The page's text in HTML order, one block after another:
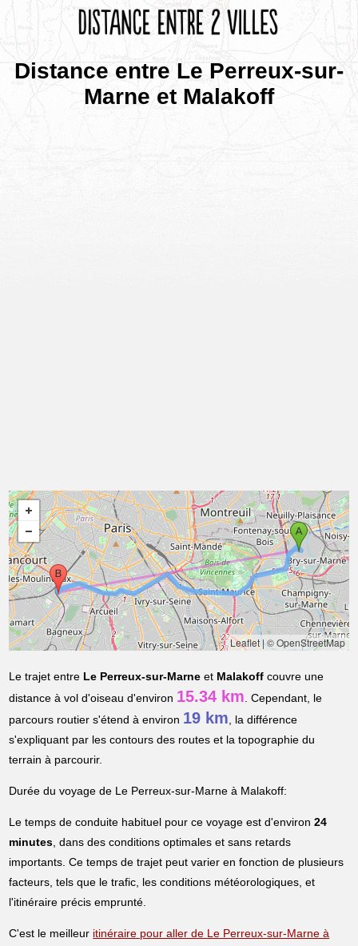
Distance entre Le Perreux-sur-
Marne et Malakoff
Leaflet|© OpenStreetMap
Le trajet entre Le Perreux-sur-Marne et Malakoff couvre une
distance à vol d'oiseau d'environ 15.34 km. Cependant, le
parcours routier s'étend à environ 19 km, la différence
s'expliquant par les contours des routes et la topographie du
terrain à parcourir.
Durée du voyage de Le Perreux-sur-Marne à Malakoff:
Le temps de conduite habituel pour ce voyage est d'environ24
minutes, dans des conditions optimales et sans retards
importants. Ce temps de trajet peut varier en fonction de plusieurs
facteurs, tels que le trafic, les conditions météorologiques, et
l'itinéraire précis emprunté.
C'est le meilleur itinéraire pour aller de Le Perreux-sur-Marne à